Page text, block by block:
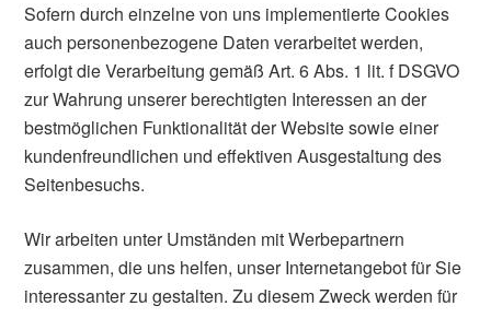
Sofern durch einzelne von uns implementierte Cookies
auch personenbezogene Daten verarbeitet werden,
erfolgt die Verarbeitung gemäß Art. 6 Abs. 1 lit. f DSGVO
zur Wahrung unserer berechtigten Interessen an der
bestmöglichen Funktionalität der Website sowie einer
kundenfreundlichen und effektiven Ausgestaltung des
Seitenbesuchs.
Wir arbeiten unter Umständen mit Werbepartnern
zusammen, die uns helfen, unser Internetangebot für Sie
interessanter zu gestalten. Zu diesem Zweck werden für